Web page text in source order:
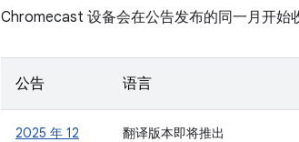
Chromecast 设备会在公告发布的同一月开始
公告 语言
2025 年 12
翻译版本即将推出